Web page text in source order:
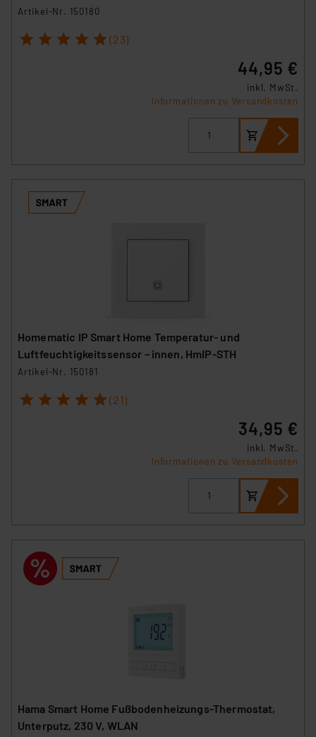
STHD
Artikel-Nr. 150180
1 2 3 4 5 (23)
44,95 €
inkl. MwSt.
Informationen zu Versandkosten
Homematic IP Smart Home Temperatur- und
Luftfeuchtigkeitssensor – innen, HmIP-STH
Artikel-Nr. 150181
1 2 3 4 5 (21)
34,95 €
inkl. MwSt.
Informationen zu Versandkosten
Hama Smart Home Fußbodenheizungs-Thermostat,
Unterputz, 230 V, WLAN